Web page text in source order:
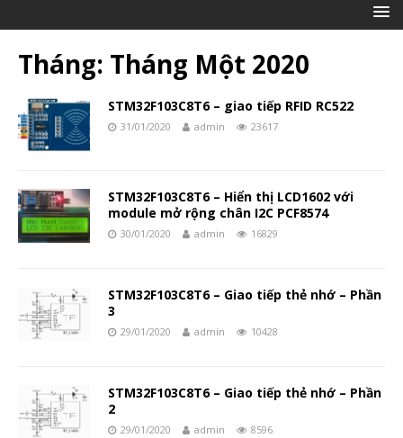
Tháng: Tháng Một 2020
STM32F103C8T6 – giao tiếp RFID RC522
31/01/2020 admin 23617
STM32F103C8T6 – Hiển thị LCD1602 với
module mở rộng chân I2C PCF8574
30/01/2020 admin 16829
STM32F103C8T6 – Giao tiếp thẻ nhớ – Phần
3
29/01/2020 admin 10428
STM32F103C8T6 – Giao tiếp thẻ nhớ – Phần
2
29/01/2020 admin 8596